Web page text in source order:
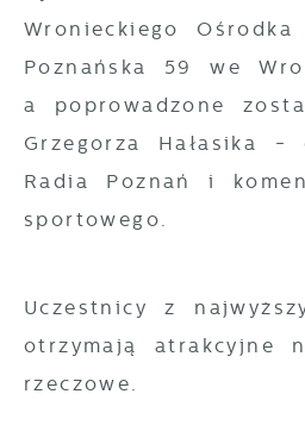
Wronieckiego
Poznańska 59 we
a poprowadzone
Grzegorza Hałasika -
Radia Poznań i
sportowego.
Uczestnicy z
otrzymają atrakcyjne
rzeczowe.
Zgromadzone informacje
w formie
zgody na analityczne
funkcjonalności.
Promocyjne pliki cookies
prezentowania Ci
podstawie analizy
Twoich zwyczajów
trzecich lub firm
Firmy te działają w
mediów